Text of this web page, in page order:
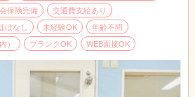
の連絡調整
の提示、面談
談（指導中と家庭での困り感をご相
保険完備
交通費支給あり
ぼなし 未経験OK
年齢不問
） ブランクOK WEB面接OK